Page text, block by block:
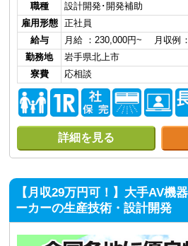
職種
設計開発･開発補助
雇用形態
正社員
給与
月給 ：230,000円~ 月収例
勤務地
岩手県北上市
寮費
応相談
詳細を見る
【月収29万円可！】大手AV機
ーカーの生産技術・設計開発